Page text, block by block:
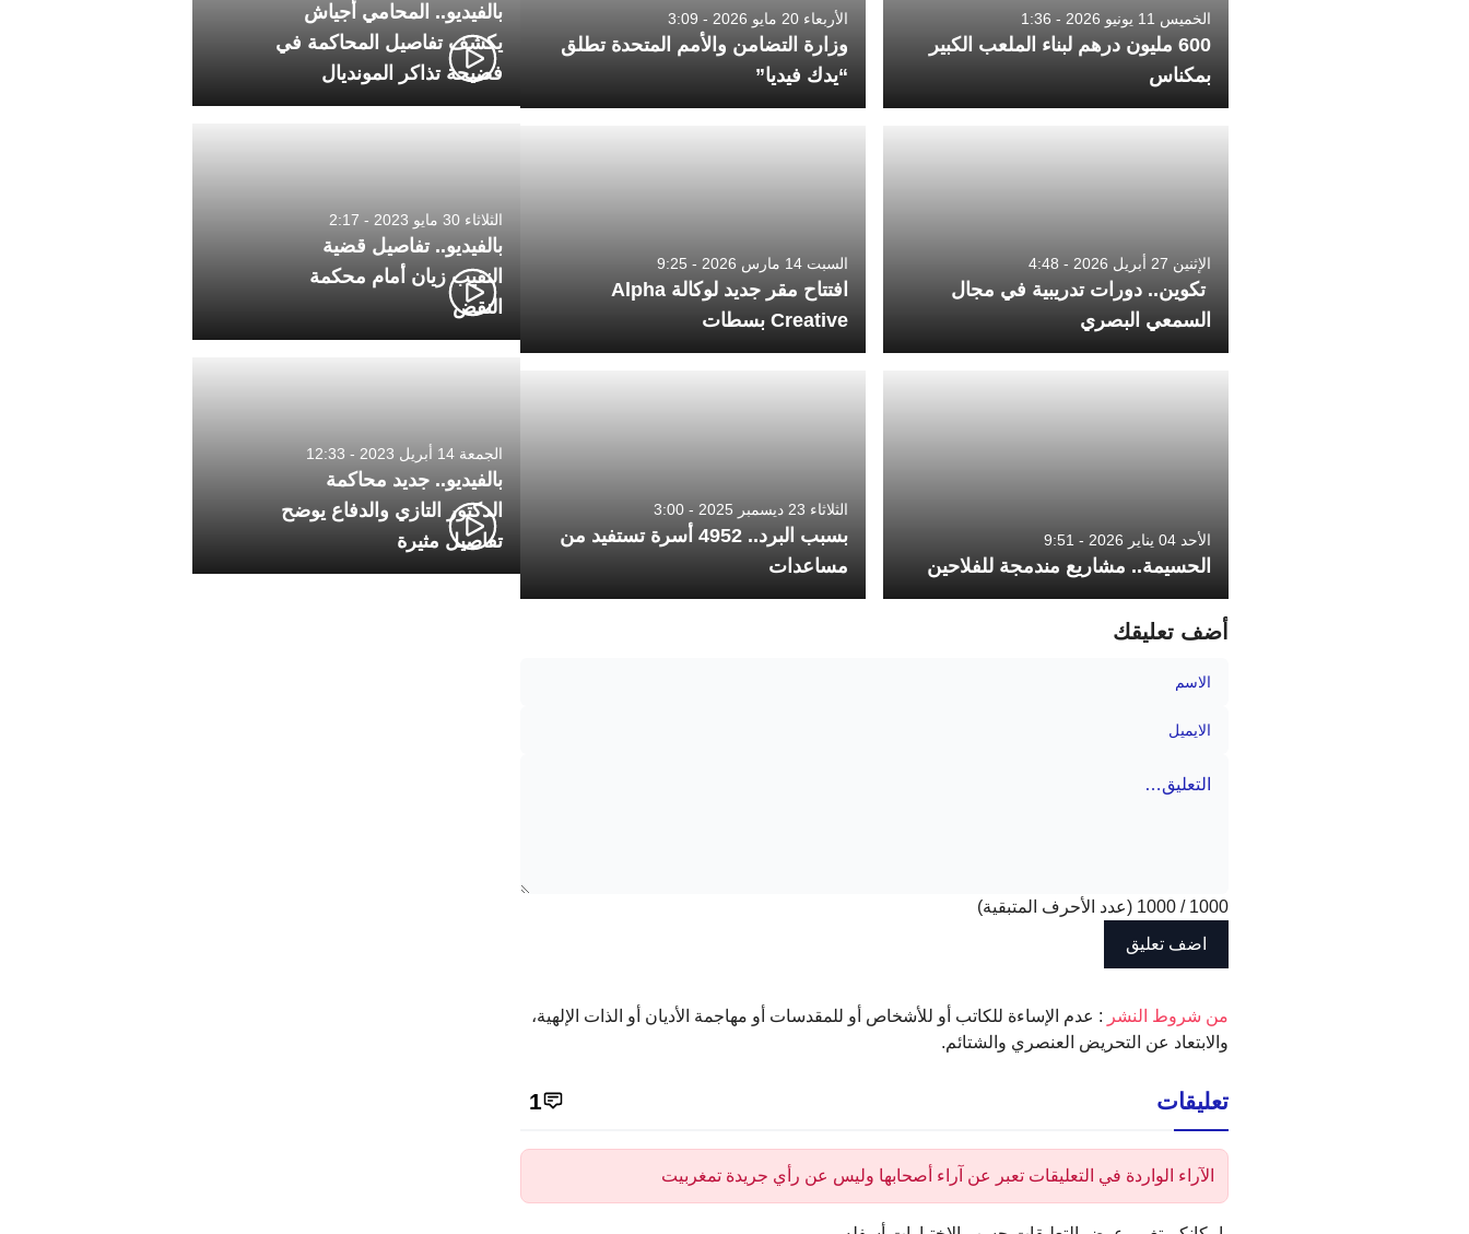
الخميس 11 يونيو 2026 - 1:36
600 مليون درهم لبناء الملعب الكبير
بمكناس
الأربعاء 20 مايو 2026 - 3:09
وزارة التضامن والأمم المتحدة تطلق
“يدك فيديا”
الإثنين 27 أبريل 2026 - 4:48
تكوين.. دورات تدريبية في مجال
السمعي البصري
السبت 14 مارس 2026 - 9:25
افتتاح مقر جديد لوكالة Alpha
Creative بسطات
الأحد 04 يناير 2026 - 9:51
الحسيمة.. مشاريع مندمجة للفلاحين
الثلاثاء 23 ديسمبر 2025 - 3:00
بسبب البرد.. 4952 أسرة تستفيد من
مساعدات
أضف تعليقك
1000
/
1000 (عدد الأحرف المتبقية)
‫من شروط النشر : عدم الإساءة للكاتب أو للأشخاص أو للمقدسات أو مهاجمة الأديان أو الذات الإلهية،
والابتعاد عن التحريض العنصري والشتائم.
تعليقات 1
الآراء الواردة في التعليقات تعبر عن آراء أصحابها وليس عن رأي جريدة تمغربيت
بالفيديو.. المحامي أجياش
يكشف تفاصيل المحاكمة في
فضيحة تذاكر المونديال
الثلاثاء 30 مايو 2023 - 2:17
بالفيديو.. تفاصيل قضية
النقيب زيان أمام محكمة
النقض
الجمعة 14 أبريل 2023 - 12:33
بالفيديو.. جديد محاكمة
الدكتور التازي والدفاع يوضح
تفاصيل مثيرة